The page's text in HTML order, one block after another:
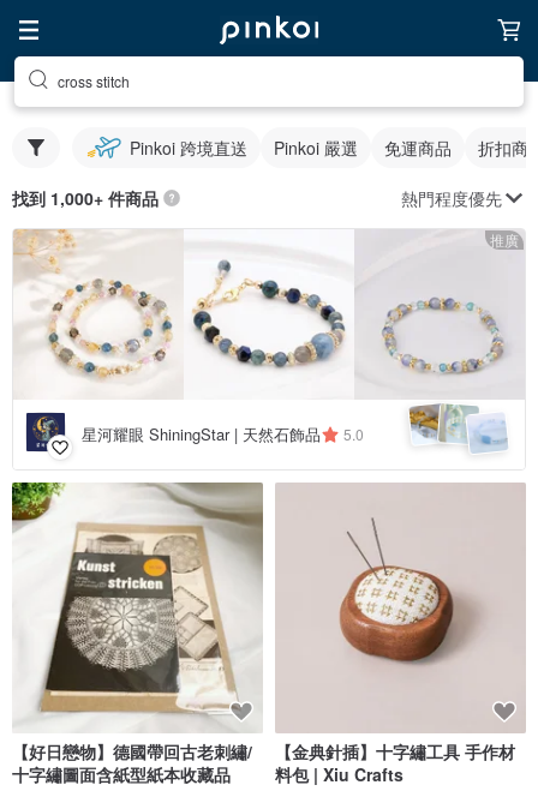
cross stitch
Pinkoi 跨境直送 Pinkoi 嚴選 免運商品 折扣商
找到 1,000+ 件商品 熱門程度優先
推廣
星河耀眼 ShiningStar | 天然石飾品 5.0
【好日戀物】德國帶回古老刺繡/
十字繡圖面含紙型紙本收藏品
【金典針插】十字繡工具 手作材
料包 | Xiu Crafts